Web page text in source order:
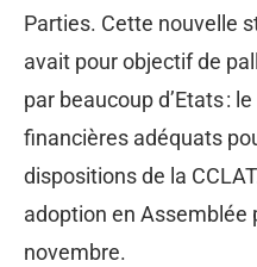
Parties. Cette nouvelle
avait pour objectif de
par beaucoup d’Etats :
financières adéquats
dispositions de la
adoption en Assemblée
novembre.